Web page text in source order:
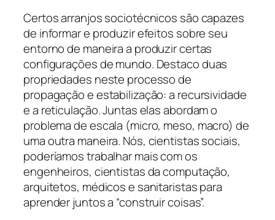
Certos arranjos sociotécnicos são capazes
de informar e produzir efeitos sobre seu
entorno de maneira a produzir certas
configurações de mundo. Destaco duas
propriedades neste processo de
propagação e estabilização: a recursividade
e a reticulação. Juntas elas abordam o
problema de escala (micro, meso, macro) de
uma outra maneira. Nós, cientistas sociais,
poderíamos trabalhar mais com os
engenheiros, cientistas da computação,
arquitetos, médicos e sanitaristas para
aprender juntos a “construir coisas”.